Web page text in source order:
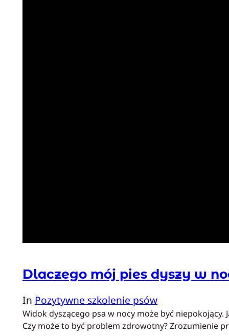
Dlaczego mój pies dyszy w
In Pozytywne szkolenie psów
Widok dyszącego psa w nocy może być
Czy może to być problem zdrowotny? Zrozumienie